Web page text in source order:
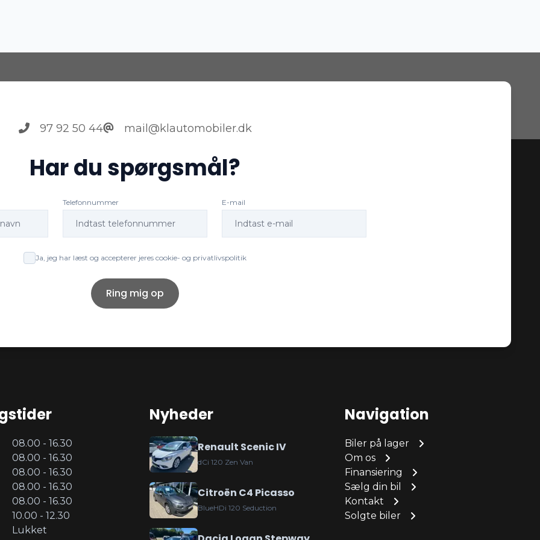
97 92 50 44 mail@klautomobiler.dk
Har du spørgsmål?
Telefonnummer E-mail
Ja, jeg har læst og accepterer jeres cookie- og privatlivspolitik
Ring mig op
08.00 - 16.30
08.00 - 16.30
08.00 - 16.30
08.00 - 16.30
08.00 - 16.30
10.00 - 12.30
Lukket
Nyheder
Renault Scenic IV
dCi 120 Zen Van
Citroën C4 Picasso
BlueHDi 120 Seduction
Navigation
Biler på lager
Om os
Finansiering
Sælg din bil
Kontakt
Solgte biler